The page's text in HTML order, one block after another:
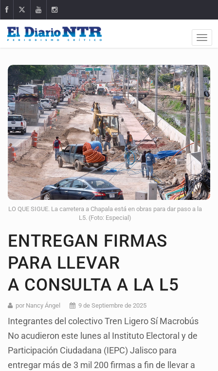
LO QUE SIGUE. La carretera a Chapala está en obras para dar paso a la
L5. (Foto: Especial)
ENTREGAN FIRMAS
PARA LLEVAR
A CONSULTA A LA L5
por Nancy Ángel 9 de Septiembre de 2025
Integrantes del colectivo Tren Ligero Sí Macrobús
No acudieron este lunes al Instituto Electoral y de
Participación Ciudadana (IEPC) Jalisco para
entregar más de 3 mil 200 firmas a fin de llevar a